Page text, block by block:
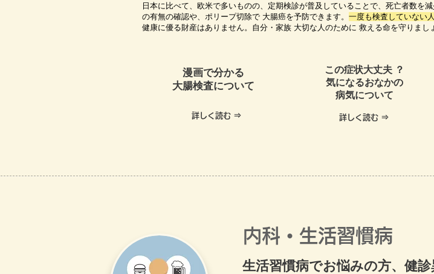
日本に比べて、欧米で多いものの、定期検診が普及していることで、死亡者数を
の有無の確認や、ポリープ切除で 大腸癌を予防できます。 一度も検査していない
健康に優る財産はありません。自分・家族 大切な人のために 救える命を守りまし
漫画で分かる
大腸検査について
詳しく読む ⇒
この症状大丈夫 ？
気になるおなかの
病気について
詳しく読む ⇒
内科・生活習慣病
生活習慣病でお悩みの方、健